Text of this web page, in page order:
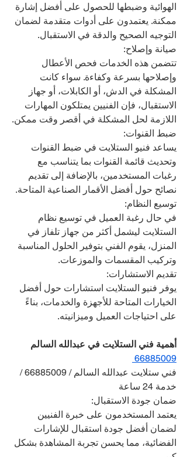
الهوائية وضبطها للحصول على أفضل إشارة
ممكنة. يعتمدون على أدوات متقدمة لضمان
التوجيه الصحيح والدقة في الاستقبال.
صيانة وإصلاح:
تتضمن هذه الخدمات فحص الأعطال
وإصلاحها بسرعة وكفاءة. سواء كانت
المشكلة في الدش، أو الكابلات، أو جهاز
الاستقبال، فإن الفنيين يمتلكون المهارات
اللازمة لحل المشكلة في أقصر وقت ممكن.
ضبط القنوات:
يساعد فنيو الستلايت في ضبط القنوات
وتحديث قائمة القنوات بما يتناسب مع
رغبات المستخدمين، بالإضافة إلى تقديم
نصائح حول أفضل الأقمار الصناعية المتاحة.
توسيع النظام:
في حال رغبة العميل في توسيع نظام
الستلايت ليشمل أكثر من جهاز تلفاز في
المنزل، يقوم الفني بتوفير الحلول المناسبة
وتركيب المقسمات والموزعات.
تقديم الاستشارات:
يوفر فنيو الستلايت استشارات حول أفضل
الخيارات المتاحة للأجهزة والخدمات، بناءً
على احتياجات العميل وميزانيته.
أهمية فني الستلايت في عبدالله السالم
66885009
فني ستلايت عبدالله السالم / 66885009 /
خدمة 24 ساعة
ضمان جودة الاستقبال:
يعتمد المستخدمون على خبرة الفنيين
لضمان أفضل جودة استقبال للإشارات
الفضائية، مما يحسن تجربة المشاهدة بشكل